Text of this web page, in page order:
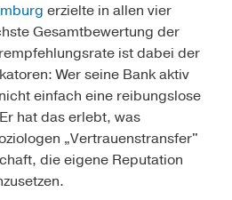
erzielte in allen vier
Gesamtbewertung der
ist dabei der
Wer seine Bank aktiv
einfach eine reibungslose
hat das erlebt, was
„Vertrauenstransfer"
die eigene Reputation